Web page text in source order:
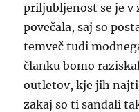
priljubljenost se je
povečala, saj so
temveč tudi
članku bomo
outletov, kje jih
zakaj so ti sandali